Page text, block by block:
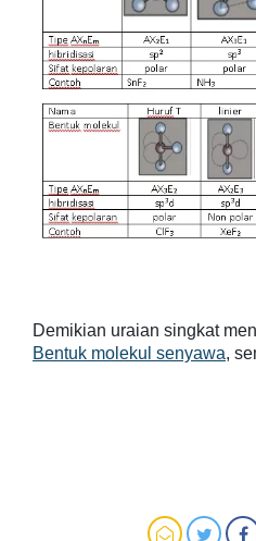
Demikian uraian singkat
Bentuk molekul senyawa,